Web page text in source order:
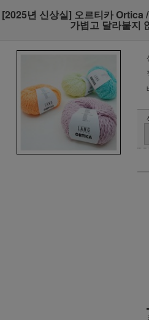
[2025년 신상실] 오르티카 Ortica
가볍고 달라붙지